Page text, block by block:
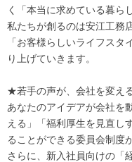
く「本当に求めている暮ら
私たちが創るのは安江工務
「お客様らしいライフスタ
り上げていきます。
★若手の声が、会社を変え
あなたのアイデアが会社を
える」「福利厚生を見直し
ることができる委員会制度
さらに、新入社員向けの「